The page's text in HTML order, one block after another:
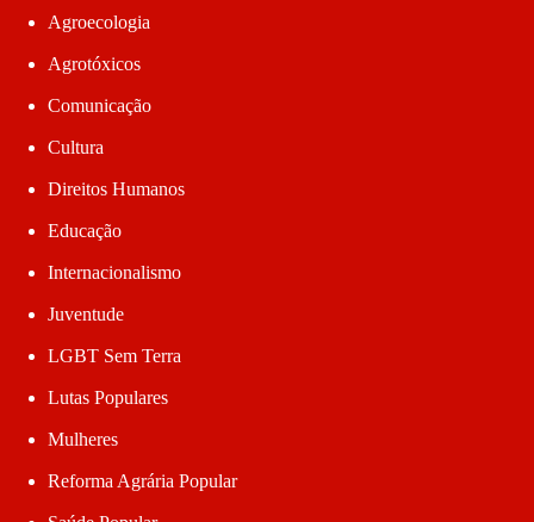
Agroecologia
Agrotóxicos
Comunicação
Cultura
Direitos Humanos
Educação
Internacionalismo
Juventude
LGBT Sem Terra
Lutas Populares
Mulheres
Reforma Agrária Popular